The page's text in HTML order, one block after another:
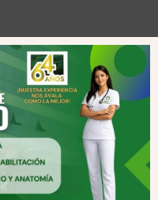
HBA Noticias| Todos los
Noticias Tacna Noticias